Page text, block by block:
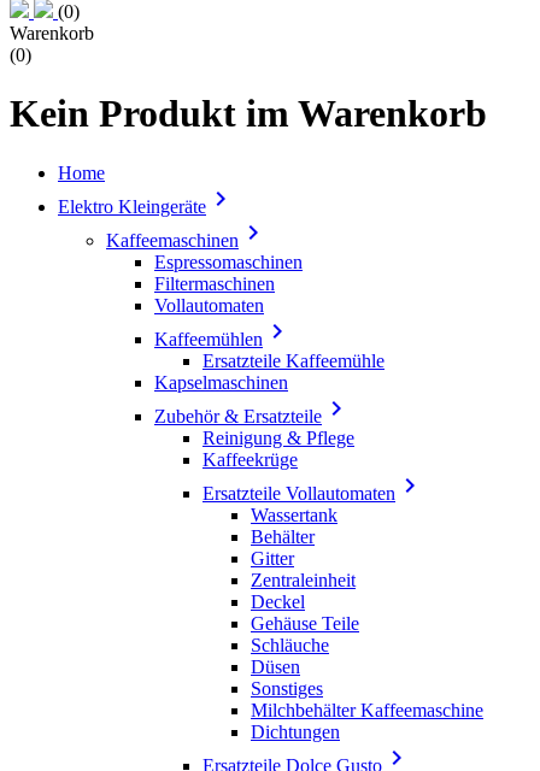
(0)
Warenkorb
(0)
Kein Produkt im Warenkorb
Home
Elektro Kleingeräte 
Kaffeemaschinen 
Espressomaschinen
Filtermaschinen
Vollautomaten
Kaffeemühlen 
Ersatzteile Kaffeemühle
Kapselmaschinen
Zubehör & Ersatzteile 
Reinigung & Pflege
Kaffeekrüge
Ersatzteile Vollautomaten 
Wassertank
Behälter
Gitter
Zentraleinheit
Deckel
Gehäuse Teile
Schläuche
Düsen
Sonstiges
Milchbehälter Kaffeemaschine
Dichtungen
Ersatzteile Dolce Gusto 